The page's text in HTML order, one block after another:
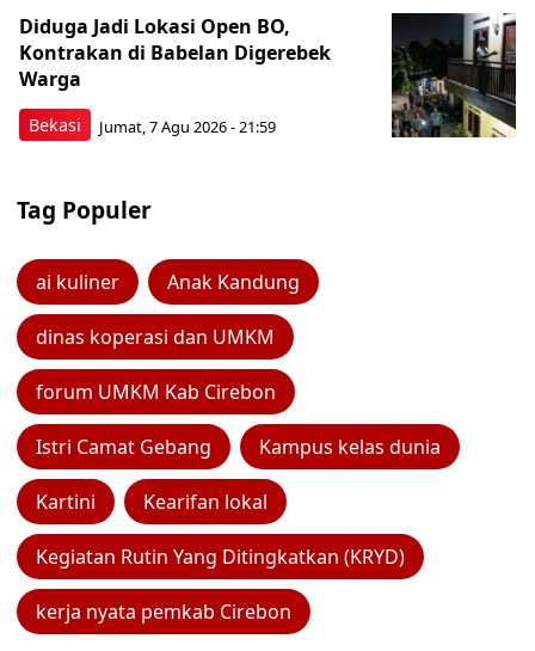
Bekasi
Diduga Jadi Lokasi Open BO,
Kontrakan di Babelan Digerebek
Warga
Jumat, 7 Agu 2026 - 21:59
Tag Populer
ai kuliner Anak Kandung
dinas koperasi dan UMKM
forum UMKM Kab Cirebon
Istri Camat Gebang Kampus kelas dunia
Kartini Kearifan lokal
Kegiatan Rutin Yang Ditingkatkan (KRYD)
kerja nyata pemkab Cirebon